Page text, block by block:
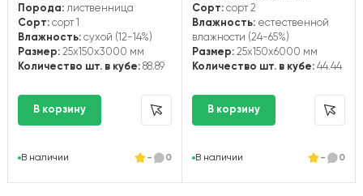
Порода: лиственница
Сорт: сорт 1
Влажность: сухой (12-14%)
Размер: 25x150x3000 мм
Количество шт. в кубе: 88.89
В наличии - 0
Сорт:сорт 2
Влажность:естественной
влажности (24-65%)
Размер:25x150x6000 мм
Количество шт. в кубе:44.44
В наличии - 0